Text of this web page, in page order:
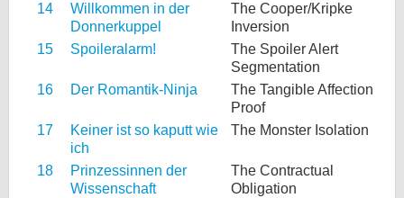
14
Willkommen in der
Donnerkuppel
The Cooper/Kripke
Inversion
15
Spoileralarm!
The Spoiler Alert
Segmentation
16
Der Romantik-Ninja
The Tangible Affection
Proof
17
Keiner ist so kaputt wie
ich
The Monster Isolation
18
Prinzessinnen der
Wissenschaft
The Contractual
Obligation